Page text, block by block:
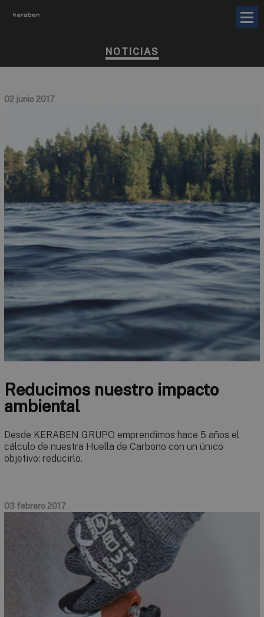
NOTICIAS
02 junio 2017
Reducimos nuestro impacto
ambiental
Desde KERABEN GRUPO emprendimos hace 5 años el
cálculo de nuestra Huella de Carbono con un único
objetivo: reducirlo.
03 febrero 2017